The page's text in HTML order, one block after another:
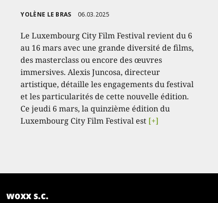
YOLÈNE LE BRAS 06.03.2025
Le Luxembourg City Film Festival revient du 6
au 16 mars avec une grande diversité de films,
des masterclass ou encore des œuvres
immersives. Alexis Juncosa, directeur
artistique, détaille les engagements du festival
et les particularités de cette nouvelle édition.
Ce jeudi 6 mars, la quinzième édition du
Luxembourg City Film Festival est [+]
woxx s.c.